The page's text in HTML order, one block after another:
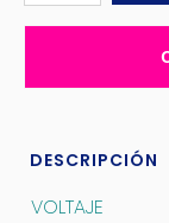
800W
TVC14122
DESCRIPCIÓN
VOLTAJE